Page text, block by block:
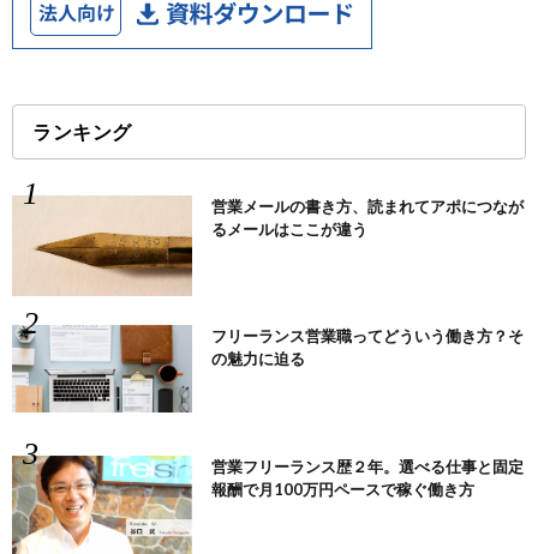
ランキング
営業メールの書き方、読まれてアポにつなが
るメールはここが違う
フリーランス営業職ってどういう働き方？そ
の魅力に迫る
営業フリーランス歴２年。選べる仕事と固定
報酬で月100万円ペースで稼ぐ働き方